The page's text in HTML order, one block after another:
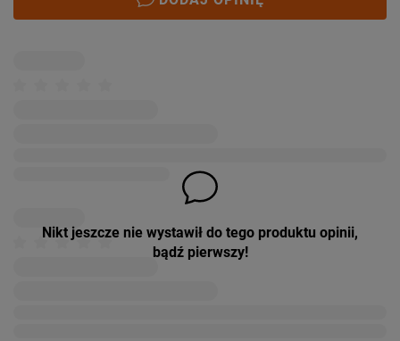
Nikt jeszcze nie wystawił do tego produktu opinii,
bądź pierwszy!